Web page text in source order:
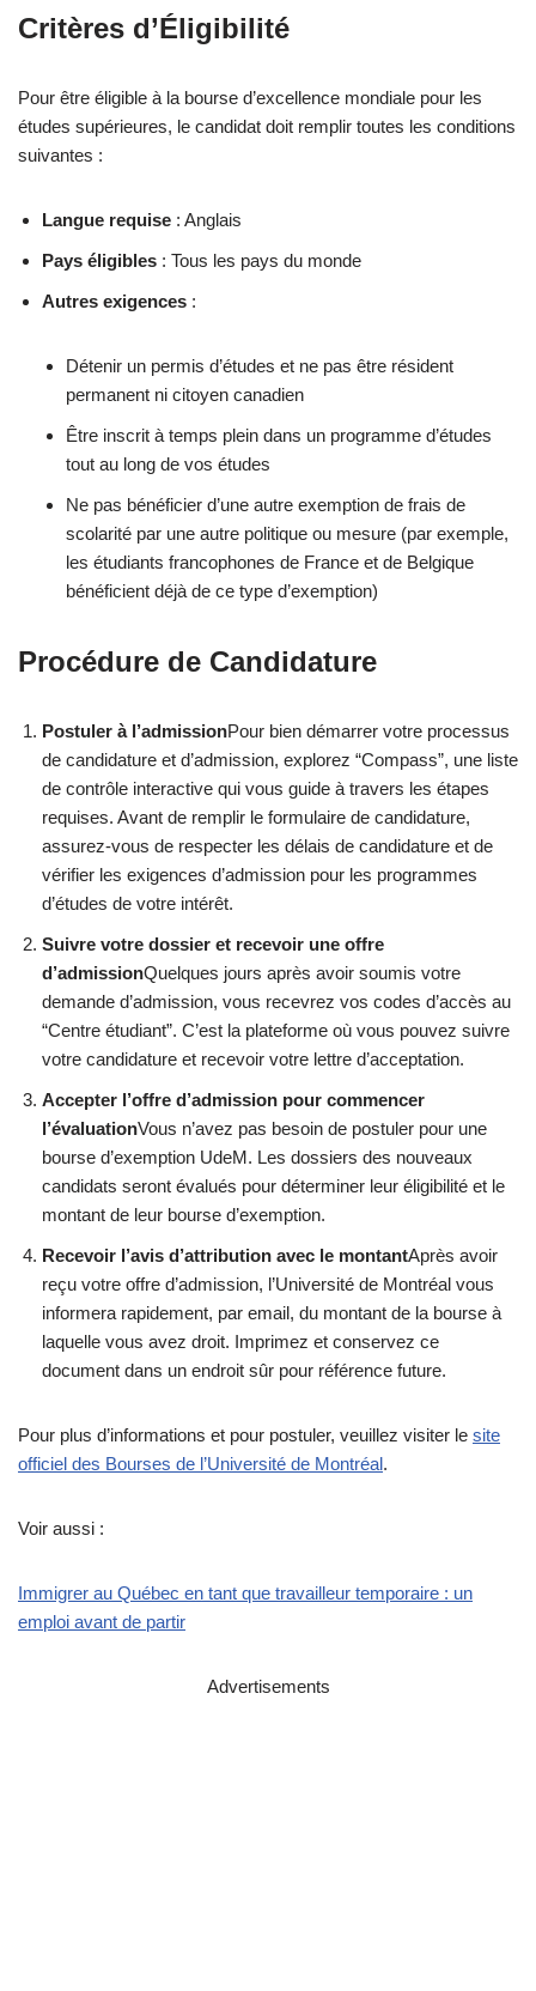
Critères d’Éligibilité
Pour être éligible à la bourse d’excellence mondiale pour les
études supérieures, le candidat doit remplir toutes les conditions
suivantes :
Langue requise : Anglais
Pays éligibles : Tous les pays du monde
Autres exigences :
Détenir un permis d’études et ne pas être résident
permanent ni citoyen canadien
Être inscrit à temps plein dans un programme d’études
tout au long de vos études
Ne pas bénéficier d’une autre exemption de frais de
scolarité par une autre politique ou mesure (par exemple,
les étudiants francophones de France et de Belgique
bénéficient déjà de ce type d’exemption)
Procédure de Candidature
Postuler à l’admissionPour bien démarrer votre processus
de candidature et d’admission, explorez “Compass”, une liste
de contrôle interactive qui vous guide à travers les étapes
requises. Avant de remplir le formulaire de candidature,
assurez-vous de respecter les délais de candidature et de
vérifier les exigences d’admission pour les programmes
d’études de votre intérêt.
Suivre votre dossier et recevoir une offre
d’admissionQuelques jours après avoir soumis votre
demande d’admission, vous recevrez vos codes d’accès au
“Centre étudiant”. C’est la plateforme où vous pouvez suivre
votre candidature et recevoir votre lettre d’acceptation.
Accepter l’offre d’admission pour commencer
l’évaluationVous n’avez pas besoin de postuler pour une
bourse d’exemption UdeM. Les dossiers des nouveaux
candidats seront évalués pour déterminer leur éligibilité et le
montant de leur bourse d’exemption.
Recevoir l’avis d’attribution avec le montantAprès avoir
reçu votre offre d’admission, l’Université de Montréal vous
informera rapidement, par email, du montant de la bourse à
laquelle vous avez droit. Imprimez et conservez ce
document dans un endroit sûr pour référence future.
Pour plus d’informations et pour postuler, veuillez visiter le site
officiel des Bourses de l’Université de Montréal.
Voir aussi :
Immigrer au Québec en tant que travailleur temporaire : un
emploi avant de partir
Advertisements